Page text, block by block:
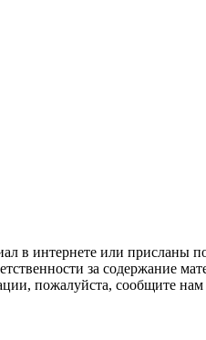
интернете или присланы
за содержание
пожалуйста, сообщите нам